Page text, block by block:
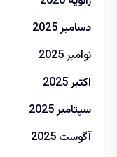
دسامبر 2025
نوامبر 2025
اکتبر 2025
سپتامبر 2025
آگوست 2025